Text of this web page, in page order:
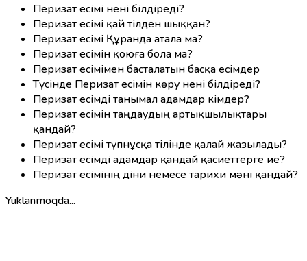
Перизат есімі нені білдіреді?
Перизат есімі қай тілден шыққан?
Перизат есімі Құранда атала ма?
Перизат есімін қоюға бола ма?
Перизат есімімен басталатын басқа есімдер
Түсінде Перизат есімін көру нені білдіреді?
Перизат есімді танымал адамдар кімдер?
Перизат есімін таңдаудың артықшылықтары
қандай?
Перизат есімі түпнұсқа тілінде қалай жазылады?
Перизат есімді адамдар қандай қасиеттерге ие?
Перизат есімінің діни немесе тарихи мәні қандай?
Yuklanmoqda...